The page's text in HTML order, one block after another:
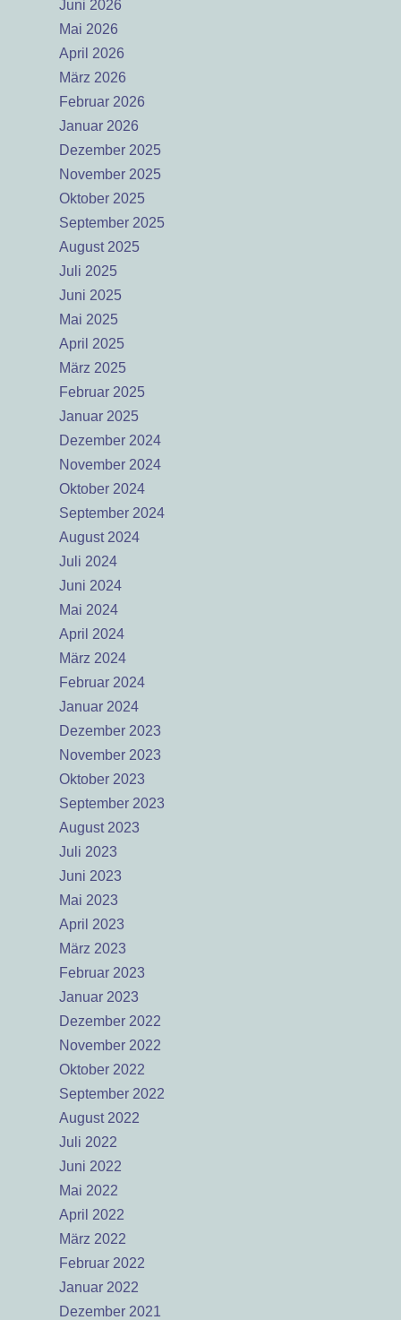
Juni 2026
Mai 2026
April 2026
März 2026
Februar 2026
Januar 2026
Dezember 2025
November 2025
Oktober 2025
September 2025
August 2025
Juli 2025
Juni 2025
Mai 2025
April 2025
März 2025
Februar 2025
Januar 2025
Dezember 2024
November 2024
Oktober 2024
September 2024
August 2024
Juli 2024
Juni 2024
Mai 2024
April 2024
März 2024
Februar 2024
Januar 2024
Dezember 2023
November 2023
Oktober 2023
September 2023
August 2023
Juli 2023
Juni 2023
Mai 2023
April 2023
März 2023
Februar 2023
Januar 2023
Dezember 2022
November 2022
Oktober 2022
September 2022
August 2022
Juli 2022
Juni 2022
Mai 2022
April 2022
März 2022
Februar 2022
Januar 2022
Dezember 2021